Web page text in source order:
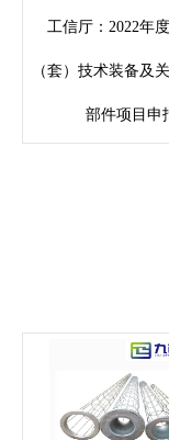
工信厅：2022年
（套）技术装备及
部件项目申